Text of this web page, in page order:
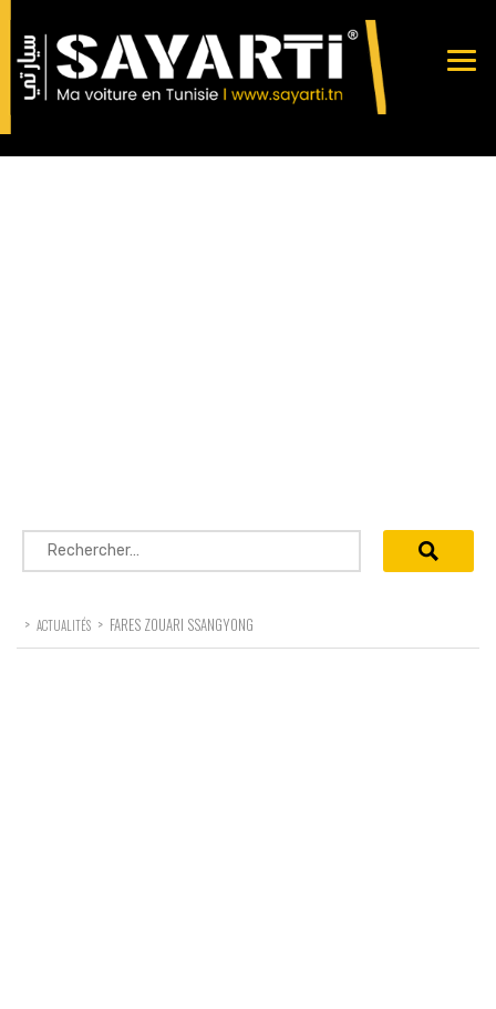
Rechercher :
> ACTUALITÉS > FARES ZOUARI SSANGYONG